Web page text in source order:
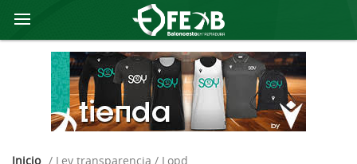
Inicio / Ley transparencia / lopd